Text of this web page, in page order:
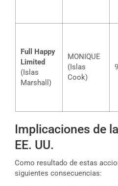
Full Happy
Limited
(Islas
Marshall)
MONIQUE
(Islas
Cook)
Implicaciones de
EE. UU.
Como resultado de estas
siguientes consecuencias: